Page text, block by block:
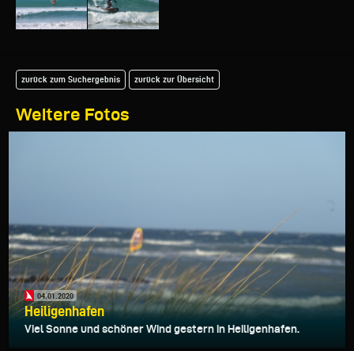
Weitere Fotos
zurück zum Suchergebnis zurück zur Übersicht
04.01.2020
Heiligenhafen
Viel Sonne und schöner Wind gestern in Heiligenhafen.